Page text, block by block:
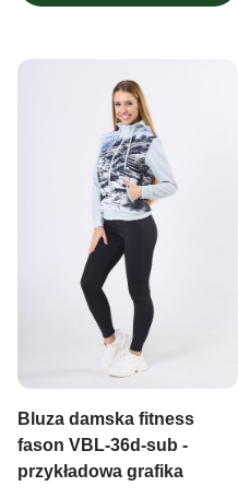
Bluza damska fitness
fason VBL-36d-sub -
przykładowa grafika